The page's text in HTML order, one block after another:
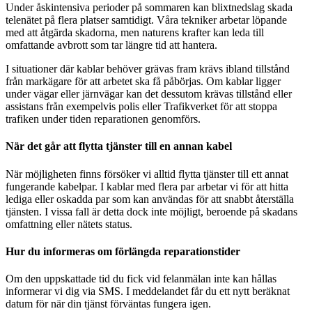
Under åskintensiva perioder på sommaren kan blixtnedslag skada
telenätet på flera platser samtidigt. Våra tekniker arbetar löpande
med att åtgärda skadorna, men naturens krafter kan leda till
omfattande avbrott som tar längre tid att hantera.
I situationer där kablar behöver grävas fram krävs ibland tillstånd
från markägare för att arbetet ska få påbörjas. Om kablar ligger
under vägar eller järnvägar kan det dessutom krävas tillstånd eller
assistans från exempelvis polis eller Trafikverket för att stoppa
trafiken under tiden reparationen genomförs.
När det går att flytta tjänster till en annan kabel
När möjligheten finns försöker vi alltid flytta tjänster till ett annat
fungerande kabelpar. I kablar med flera par arbetar vi för att hitta
lediga eller oskadda par som kan användas för att snabbt återställa
tjänsten. I vissa fall är detta dock inte möjligt, beroende på skadans
omfattning eller nätets status.
Hur du informeras om förlängda reparationstider
Om den uppskattade tid du fick vid felanmälan inte kan hållas
informerar vi dig via SMS. I meddelandet får du ett nytt beräknat
datum för när din tjänst förväntas fungera igen.